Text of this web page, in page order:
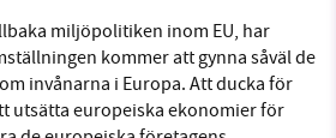
miljöpolitiken inom EU, har
kommer att gynna såväl de
invånarna i Europa. Att ducka för
utsätta europeiska ekonomier för